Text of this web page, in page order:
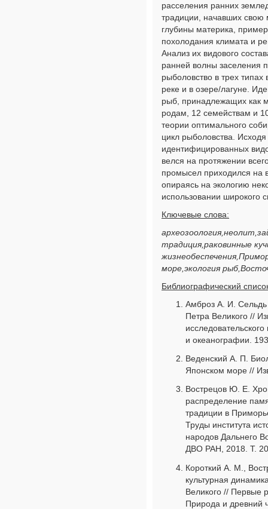
расселения ранних
традиции, начавших свою
глубины материка,
похолодания климата и
Анализ их видового
ранней волны заселения
рыболовство в трех
реке и в озере/лагуне.
рыб, принадлежащих как
родам, 12 семействам и
теории оптимального
цикл рыболовства.
идентифицированных
велся на протяжении
промысел приходился на
опираясь на экологию
использовании широкого
Ключевые слова:
традиция,раковинные
море,экология
Библиографический
Амброз А. И. Сельдь
Петра Великого //
и океанографии.
Веденский А. П.
Японском море //
Вострецов Ю. Е.
распределение
традиции в
Труды института
народов Дальнего
ДВО РАН, 2018. Т.
Короткий А. М.,
культурная
Великого // Первые
Природа и древний